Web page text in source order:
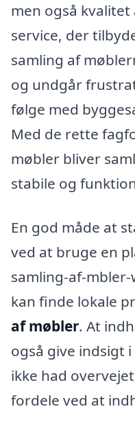
men også
service, der
samling af
og undgår
følge med
Med de rette
møbler bliver
stabile og
En god måde at
ved at bruge en
samling-af-
kan finde lokale
af møbler. At
også give indsigt
ikke had
fordele ved at